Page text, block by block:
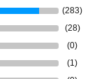
(283)
(28)
(0)
(1)